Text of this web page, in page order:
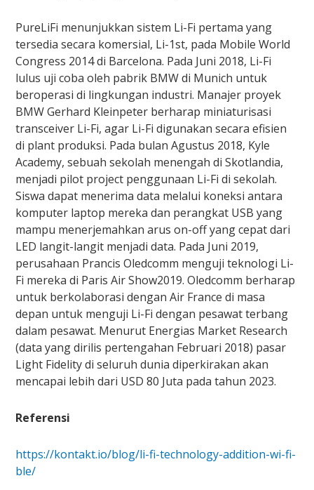
PureLiFi menunjukkan sistem Li-Fi pertama yang
tersedia secara komersial, Li-1st, pada Mobile World
Congress 2014 di Barcelona. Pada Juni 2018, Li-Fi
lulus uji coba oleh pabrik BMW di Munich untuk
beroperasi di lingkungan industri. Manajer proyek
BMW Gerhard Kleinpeter berharap miniaturisasi
transceiver Li-Fi, agar Li-Fi digunakan secara efisien
di plant produksi. Pada bulan Agustus 2018, Kyle
Academy, sebuah sekolah menengah di Skotlandia,
menjadi pilot project penggunaan Li-Fi di sekolah.
Siswa dapat menerima data melalui koneksi antara
komputer laptop mereka dan perangkat USB yang
mampu menerjemahkan arus on-off yang cepat dari
LED langit-langit menjadi data. Pada Juni 2019,
perusahaan Prancis Oledcomm menguji teknologi Li-
Fi mereka di Paris Air Show2019. Oledcomm berharap
untuk berkolaborasi dengan Air France di masa
depan untuk menguji Li-Fi dengan pesawat terbang
dalam pesawat. Menurut Energias Market Research
(data yang dirilis pertengahan Februari 2018) pasar
Light Fidelity di seluruh dunia diperkirakan akan
mencapai lebih dari USD 80 Juta pada tahun 2023.
Referensi
https://kontakt.io/blog/li-fi-technology-addition-wi-fi-
ble/